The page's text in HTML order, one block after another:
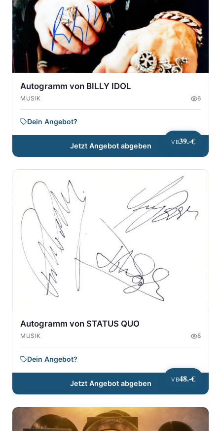
VB39.-€
Autogramm von BILLY IDOL
MUSIK 6
Dein Angebot?
Jetzt Angebot abgeben
VB48.-€
Autogramm von STATUS QUO
MUSIK 8
Dein Angebot?
Jetzt Angebot abgeben